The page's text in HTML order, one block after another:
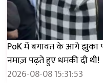
PoK में बगावत के आगे झुका
नमाज़ पढ़ते हुए धमकी दी थी!
2026-08-08 15:31:53